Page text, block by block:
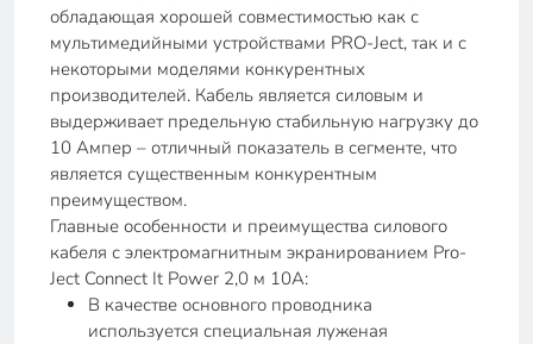
обладающая хорошей совместимостью как с
мультимедийными устройствами PRO-Ject, так и с
некоторыми моделями конкурентных
производителей. Кабель является силовым и
выдерживает предельную стабильную нагрузку до
10 Ампер – отличный показатель в сегменте, что
является существенным конкурентным
преимуществом.
Главные особенности и преимущества силового
кабеля с электромагнитным экранированием Pro-
Ject Connect It Power 2,0 м 10A:
В качестве основного проводника
используется специальная луженая